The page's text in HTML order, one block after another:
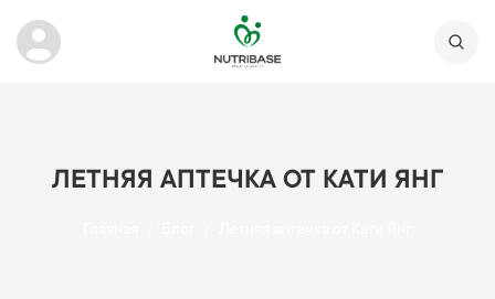
ЛЕТНЯЯ АПТЕЧКА ОТ КАТИ ЯНГ